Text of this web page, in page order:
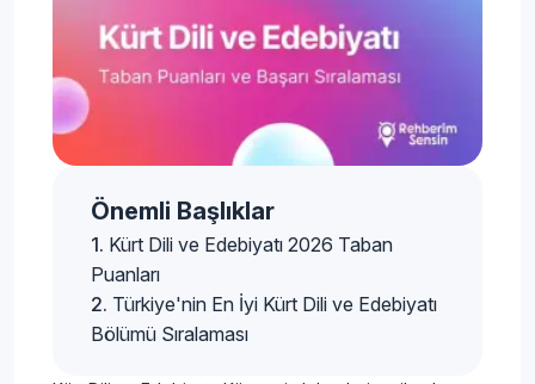
Önemli Başlıklar
Kürt Dili ve Edebiyatı 2026 Taban
Puanları
Türkiye'nin En İyi Kürt Dili ve Edebiyatı
Bölümü Sıralaması